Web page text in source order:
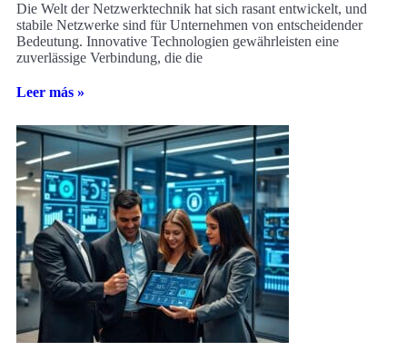
Die Welt der Netzwerktechnik hat sich rasant entwickelt, und
stabile Netzwerke sind für Unternehmen von entscheidender
Bedeutung. Innovative Technologien gewährleisten eine
zuverlässige Verbindung, die die
Leer más »